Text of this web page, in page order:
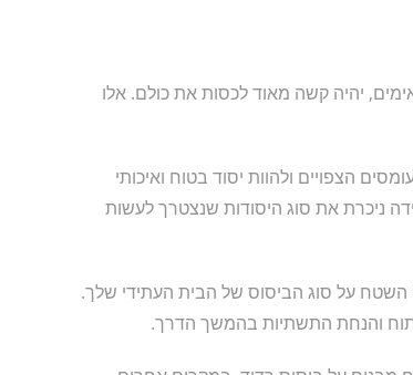
יהיה קשה מאוד לכסות את כולם. אלו
הצפויים ולהוות יסוד בטוח ואיכותי
ניכרת את סוג היסודות שנצטרך לעשות
השטח על סוג הביסוס של הבית העתידי שלך.
והנחת התשתיות בהמשך הדרך.